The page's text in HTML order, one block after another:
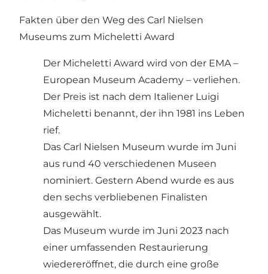
Fakten über den Weg des Carl Nielsen
Museums zum Micheletti Award
Der Micheletti Award wird von der EMA –
European Museum Academy – verliehen.
Der Preis ist nach dem Italiener Luigi
Micheletti benannt, der ihn 1981 ins Leben
rief.
Das Carl Nielsen Museum wurde im Juni
aus rund 40 verschiedenen Museen
nominiert. Gestern Abend wurde es aus
den sechs verbliebenen Finalisten
ausgewählt.
Das Museum wurde im Juni 2023 nach
einer umfassenden Restaurierung
wiedereröffnet, die durch eine große